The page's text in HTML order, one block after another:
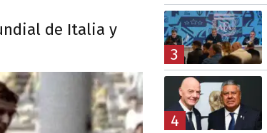
de Italia y
3
4